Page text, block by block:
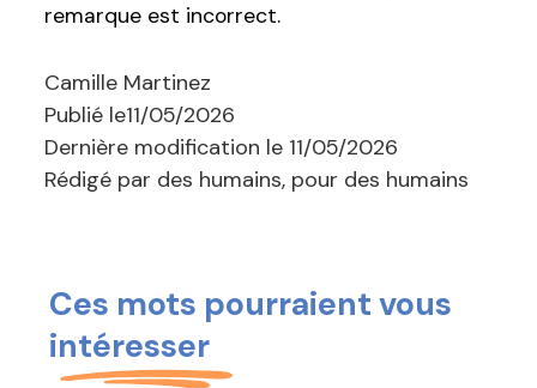
remarque est incorrect.
Camille Martinez
Publié le11/05/2026
Dernière modification le 11/05/2026
Rédigé par des humains, pour des humains
Ces mots pourraient vous
intéresser